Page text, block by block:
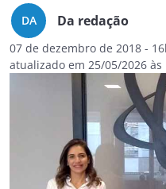
DA Da redação
07 de dezembro de 2018 -
atualizado em 25/05/2026 às